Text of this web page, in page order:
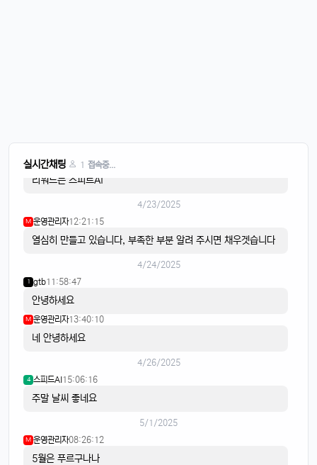
실시간채팅 1 접속중...
음악이 흐르면
4 스피드AI20:15:59
리워드는 스피트AI
4/23/2025
M 운영관리자12:21:15
열심히 만들고 있습니다, 부족한 부분 알려 주시면 채우겟습니다
4/24/2025
1 gtb11:58:47
안녕하세요
M 운영관리자13:40:10
네 안녕하세요
4/26/2025
4 스피드AI15:06:16
주말 날씨 좋네요
5/1/2025
M 운영관리자08:26:12
5월은 푸르구나나